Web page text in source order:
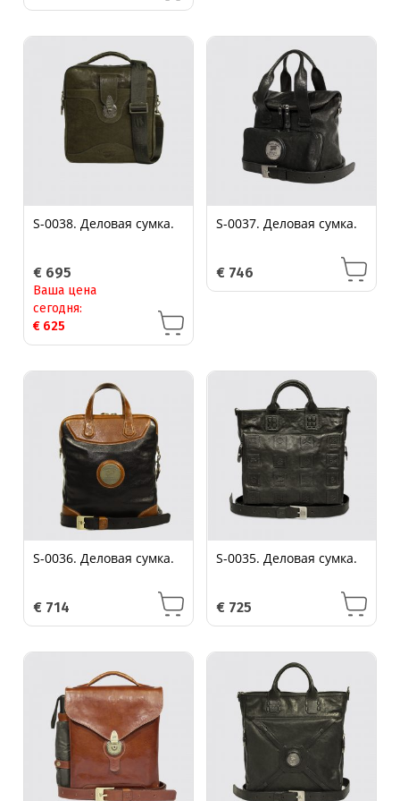
S-0038. Деловая сумка.
€ 695
Ваша цена
сегодня:
€ 625
S-0037. Деловая сумка.
€ 746
S-0036. Деловая сумка.
€ 714
S-0035. Деловая сумка.
€ 725